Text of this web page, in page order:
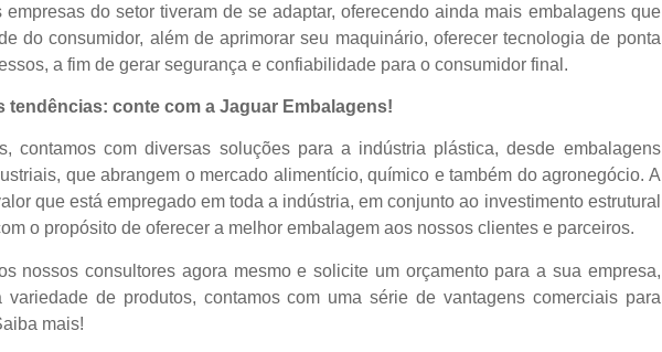
do setor tiveram de se adaptar, oferecendo ainda mais embalagens que
do consumidor, além de aprimorar seu maquinário, oferecer tecnologia de ponta
a fim de gerar segurança e confiabilidade para o consumidor final.
tendências: conte com a Jaguar Embalagens!
contamos com diversas soluções para a indústria plástica, desde embalagens
que abrangem o mercado alimentício, químico e também do agronegócio. A
que está empregado em toda a indústria, em conjunto ao investimento estrutural
o propósito de oferecer a melhor embalagem aos nossos clientes e parceiros.
nossos consultores agora mesmo e solicite um orçamento para a sua empresa,
variedade de produtos, contamos com uma série de vantagens comerciais para
mais!